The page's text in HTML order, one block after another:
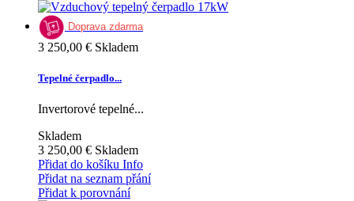
Doprava zdarma
3 250,00 € Skladem
Tepelné čerpadlo...
Invertorové tepelné...
Skladem
3 250,00 € Skladem
Přidat do košíku Info
Přidat na seznam přání
Přidat k porovnání